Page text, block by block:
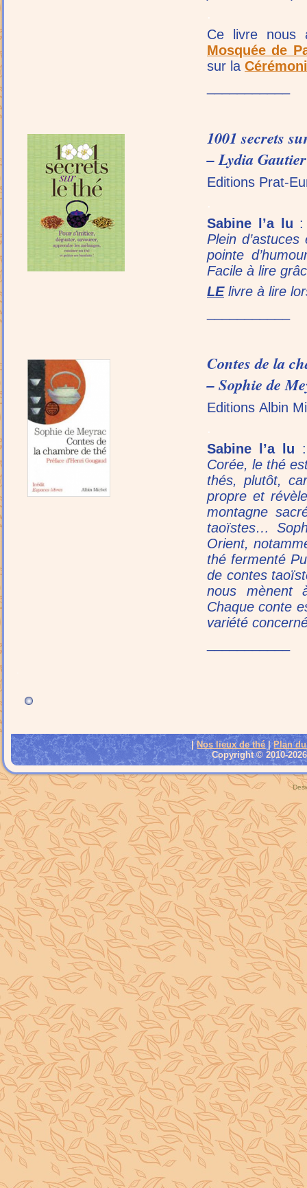
Ce livre nous
Mosquée de
sur la
1001 secrets
– Lydia Gautier
Editions Prat-
Sabine l’a lu
Plein
pointe
Facile à lire
LElivre à lire
Contes de la
– Sophie de
Editions Albin
Sabine l’a lu
Corée, le thé
thés, plutôt,
propre et
montagne
taoïstes…
Orient,
thé fermenté
de contes
nous mènent
Chaque conte
variété
|Nos lieux de thé |Plan
Copyright © 2010-